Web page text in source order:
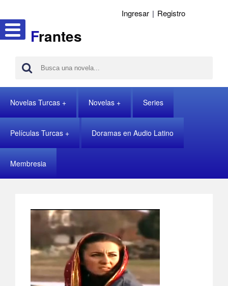
Frantes
Ingresar | Registro
Novelas Turcas Novelas Series
Películas Turcas Doramas en Audio Latino
Membresia